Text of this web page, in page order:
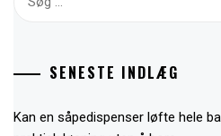
efter:
SENESTE INDLÆG
Kan en såpedispenser løfte hele